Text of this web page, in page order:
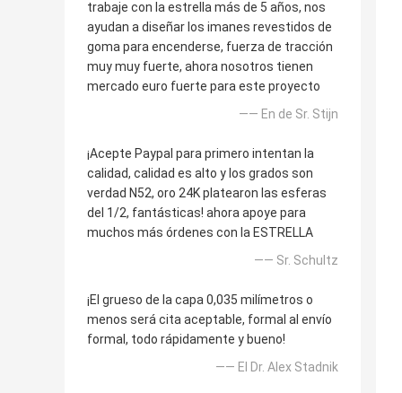
trabaje con la estrella más de 5 años, nos
ayudan a diseñar los imanes revestidos de
goma para encenderse, fuerza de tracción
muy muy fuerte, ahora nosotros tienen
mercado euro fuerte para este proyecto
—— En de Sr. Stijn
¡Acepte Paypal para primero intentan la
calidad, calidad es alto y los grados son
verdad N52, oro 24K platearon las esferas
del 1/2, fantásticas! ahora apoye para
muchos más órdenes con la ESTRELLA
—— Sr. Schultz
¡El grueso de la capa 0,035 milímetros o
menos será cita aceptable, formal al envío
formal, todo rápidamente y bueno!
—— El Dr. Alex Stadnik